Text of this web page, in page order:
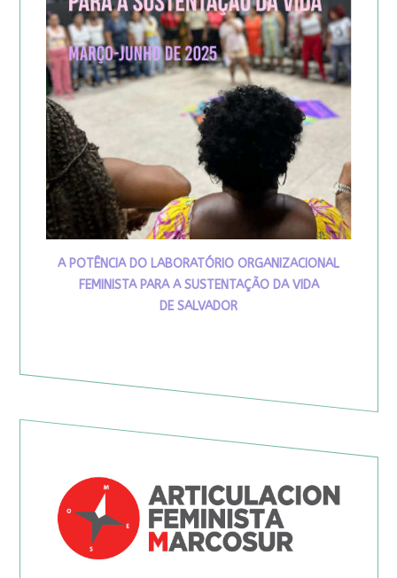
A POTÊNCIA DO LABORATÓRIO ORGANIZACIONAL
FEMINISTA PARA A SUSTENTAÇÃO DA VIDA
DE SALVADOR